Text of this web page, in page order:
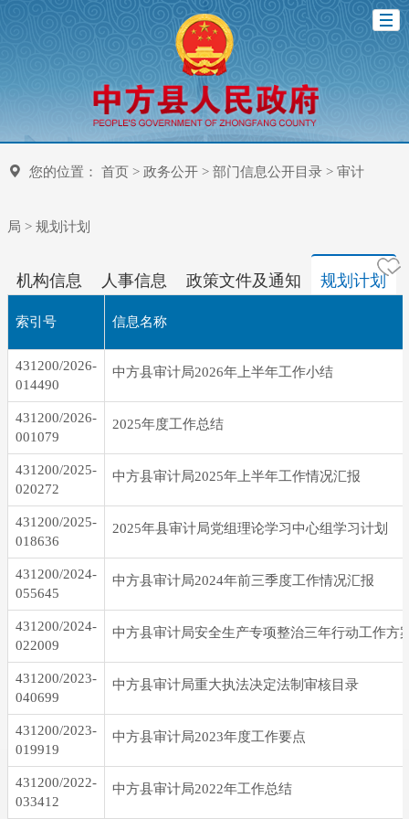
您的位置： 首页> 政务公开> 部门信息公开目录> 审计
局 > 规划计划
机构信息 人事信息 政策文件及通知 规划计划
索引号 信息名称
431200/2026-
014490
中方县审计局2026年上半年工作小结
431200/2026-
001079
2025年度工作总结
431200/2025-
020272
中方县审计局2025年上半年工作情况汇报
431200/2025-
018636
2025年县审计局党组理论学习中心组学习计划
431200/2024-
055645
中方县审计局2024年前三季度工作情况汇报
431200/2024-
022009
中方县审计局安全生产专项整治三年行动工作方
431200/2023-
040699
中方县审计局重大执法决定法制审核目录
431200/2023-
019919
中方县审计局2023年度工作要点
431200/2022-
033412
中方县审计局2022年工作总结